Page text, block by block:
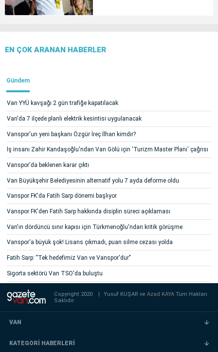
EN ÇOK ARANAN HABERLER
Gündem
Van YYÜ kavşağı 2 gün trafiğe kapatılacak
Van'da 7 ilçede planlı elektrik kesintisi uygulanacak
Vanspor'un yeni başkanı Özgür İreç İlhan kimdir?
İş insanı Zahir Kandaşoğlu'ndan Van Gölü için 'Turizm Master Planı' çağrısı
Vanspor'da beklenen karar çıktı
Van Büyükşehir Belediyesinin alternatif yolu 7 ayda deforme oldu
Vanspor FK'da Fatih Sarp dönemi başlıyor
Vanspor FK'den Fatih Sarp hakkında disiplin süreci açıklaması
Van'ın dördüncü sınır kapısı için Türkmenoğlu'ndan kritik görüşme
Vanspor'a büyük şok! Lisans çıkmadı, puan silme cezası yolda
Fatih Sarp: "Tek hedefimiz Van ve Vanspor'dur"
Sigorta sektörü Van TSO'da buluştu
Copyright 2020 Yusuf KUŞAR veAzad KAYATüm Hakları
Saklıdır.
VAN
KATEGORİ HABERLERİ